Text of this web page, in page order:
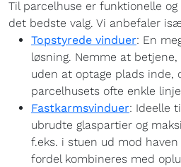
Til parcelhuse er funktionelle
det bedste valg. Vi anbefaler
Topstyrede vinduer: En
løsning. Nemme at
uden at optage plads inde,
parcelhusets ofte enkle
Fastkarmsvinduer: Ideelle
ubrudte glaspartier og
f.eks. i stuen ud mod
fordel kombineres med